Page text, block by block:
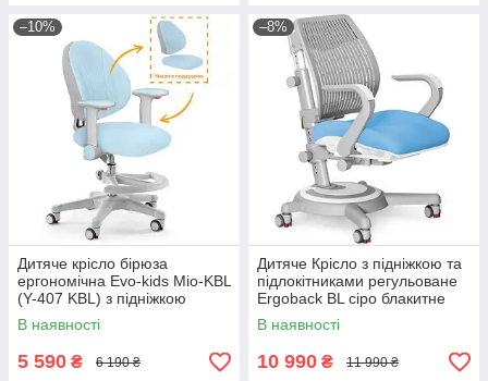
–10%
Дитяче крісло бірюза
ергономічна Evo-kids Mio-KBL
(Y-407 KBL) з підніжкою
В наявності
5 590 ₴ 6 190 ₴
–8%
Дитяче Крісло з підніжкою та
підлокітниками регульоване
Ergoback BL сіро блакитне
В наявності
10 990 ₴ 11 990 ₴